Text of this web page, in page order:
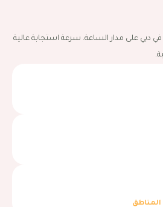
دبي على مدار الساعة. سرعة استجابة عالية
المناطق